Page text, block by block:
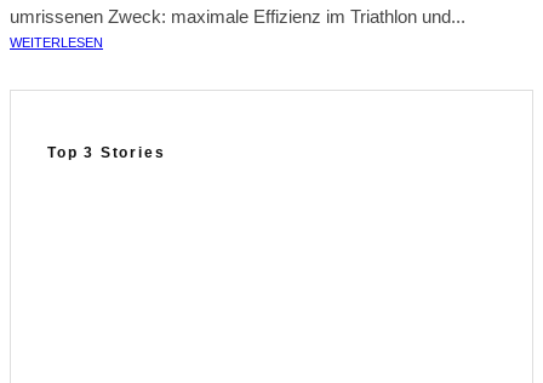
umrissenen Zweck: maximale Effizienz im Triathlon und...
WEITERLESEN
Top 3 Stories